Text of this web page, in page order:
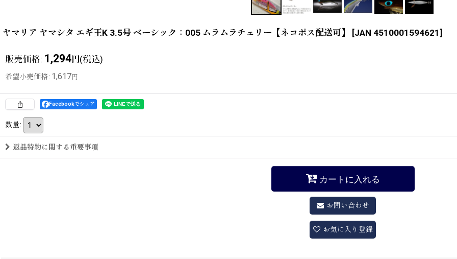
ヤマリア ヤマシタ エギ王K 3.5号 ベーシック：005 ムラムラチェリー【ネコポス配送可】 [JAN 4510001594621]
販売価格: 1,294円(税込)
希望小売価格: 1,617 円
Facebookでシェア
数量:
返品特約に関する重要事項
カートに入れる
お問い合わせ
お気に入り登録